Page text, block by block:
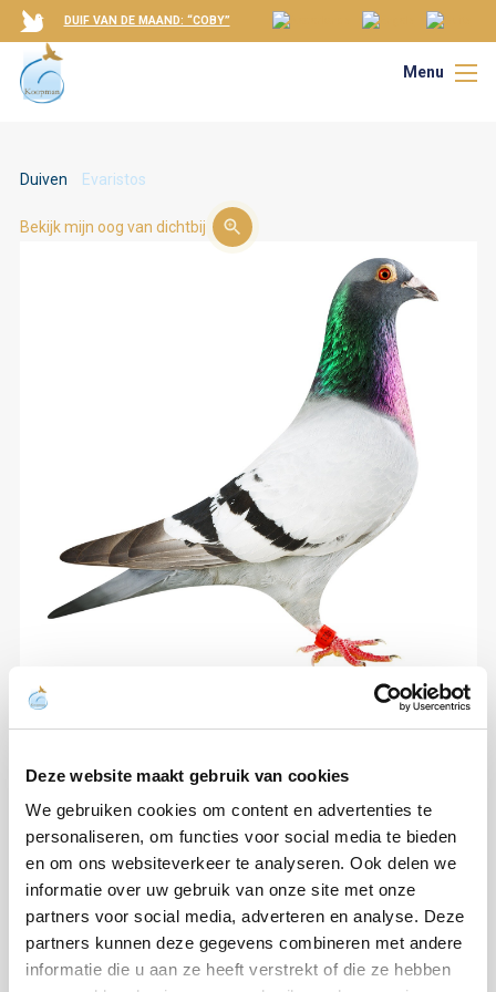
Deze website maakt gebruik van cookies
We gebruiken cookies om content en advertenties te
personaliseren, om functies voor social media te bieden
en om ons websiteverkeer te analyseren. Ook delen we
informatie over uw gebruik van onze site met onze
partners voor social media, adverteren en analyse. Deze
partners kunnen deze gegevens combineren met andere
informatie die u aan ze heeft verstrekt of die ze hebben
DUIF VAN DE MAAND: “COBY”
Menu
Duiven Evaristos
Bekijk mijn oog van dichtbij